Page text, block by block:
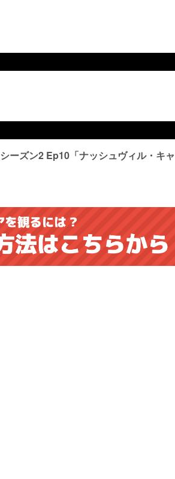
ズン2 Ep10「ナッシュヴィル・キ